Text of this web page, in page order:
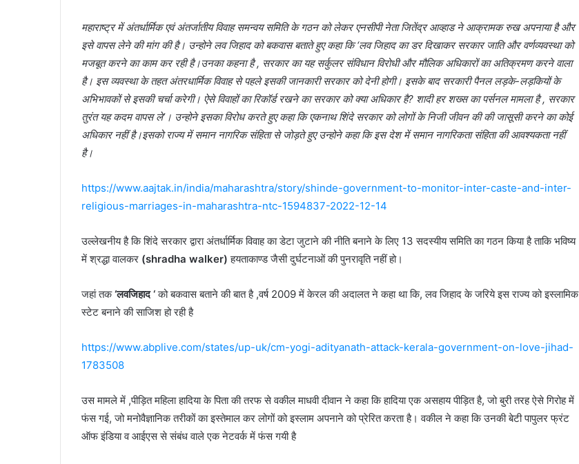
महाराष्ट्र में अंतर्धार्मिक एवं अंतर्जातीय विवाह समन्वय समिति के गठन को लेकर एनसीपी नेता जितेंद्र आव्हाड ने आक्रामक रुख अपनाया है और
इसे वापस लेने की मांग की है। उन्होने लव जिहाद को बकवास बताते हुए कहा कि ‘लव जिहाद का डर दिखाकर सरकार जाति और वर्णव्यवस्था को
मजबूत करने का काम कर रही है।उनका कहना है , सरकार का यह सर्कुलर संविधान विरोधी और मौलिक अधिकारों का अतिक्रमण करने वाला
है। इस व्यवस्था के तहत अंतरधार्मिक विवाह से पहले इसकी जानकारी सरकार को देनी होगी। इसके बाद सरकारी पैनल लड़के-लड़कियों के
अभिभावकों से इसकी चर्चा करेगी। ऐसे विवाहों का रिकॉर्ड रखने का सरकार को क्या अधिकार है? शादी हर शख्स का पर्सनल मामला है , सरकार
तुरंत यह कदम वापस ले’। उन्होने इसका विरोध करते हुए कहा कि एकनाथ शिंदे सरकार को लोगों के निजी जीवन की की जासूसी करने का कोई
अधिकार नहीं है।इसको राज्य में समान नागरिक संहिता से जोड़ते हुए उन्होने कहा कि इस देश में समान नागरिकता संहिता की आवश्यकता नहीं
है।
https://www.aajtak.in/india/maharashtra/story/shinde-government-to-monitor-inter-caste-and-inter-
religious-marriages-in-maharashtra-ntc-1594837-2022-12-14
उल्लेखनीय है कि शिंदे सरकार द्वारा अंतर्धार्मिक विवाह का डेटा जुटाने की नीति बनाने के लिए 13 सदस्यीय समिति का गठन किया है ताकि भविष्य
में श्रद्धा वालकर (shradha walker) हयताकाण्ड जैसी दुर्घटनाओं की पुनरावृति नहीं हो।
जहां तक‘लवजिहाद ‘को बकवास बताने की बात है ,वर्ष 2009 में केरल की अदालत ने कहा था कि, लव जिहाद के जरिये इस राज्य को इस्लामिक
स्टेट बनाने की साजिश हो रही है
https://www.abplive.com/states/up-uk/cm-yogi-adityanath-attack-kerala-government-on-love-jihad-
1783508
उस मामले में ,पीड़ित महिला हादिया के पिता की तरफ से वकील माधवी दीवान ने कहा कि हादिया एक असहाय पीड़ित है, जो बुरी तरह ऐसे गिरोह में
फंस गई, जो मनोवैज्ञानिक तरीकों का इस्तेमाल कर लोगों को इस्लाम अपनाने को प्रेरित करता है। वकील ने कहा कि उनकी बेटी पापुलर फ्रंट
ऑफ इंडिया व आईएस से संबंध वाले एक नेटवर्क में फंस गयी है